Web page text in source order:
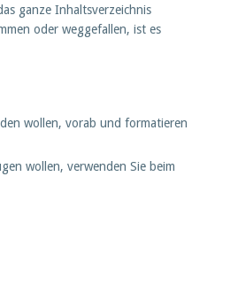
ganze Inhaltsverzeichnis
oder weggefallen, ist es
wollen, vorab und formatieren
wollen, verwenden Sie beim